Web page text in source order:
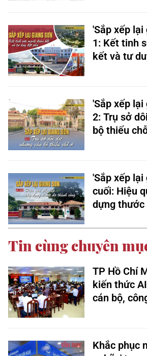
'Sắp xếp lại
1: Kết tinh
kết và tư
'Sắp xếp lại
2: Trụ sở
bộ thiếu
'Sắp xếp lại
cuối: Hiệu
dựng thước
Tin cùng chuyên
TP Hồ Chí
kiến thức
cán bộ,
Khắc phục